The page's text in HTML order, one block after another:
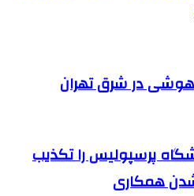
در شرق تهران
پرسپولیس را تکذیب
همکاری